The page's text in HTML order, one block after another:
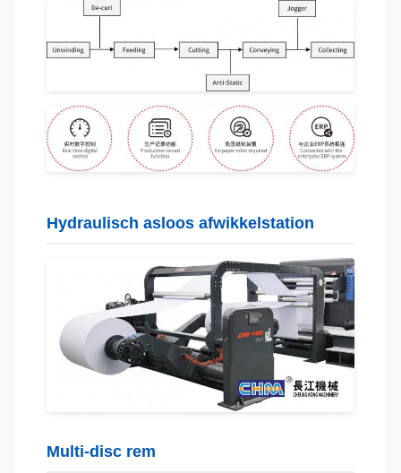
Hydraulisch asloos afwikkelstation
Multi-disc rem